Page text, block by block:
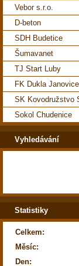
Vebor s.r.o.
D-beton
SDH Budetice
Šumavanet
TJ Start Luby
FK Dukla Janovice
SK Kovodružstvo
Sokol Chudenice
Vyhledávání
Statistiky
Celkem:
Měsíc:
Den: